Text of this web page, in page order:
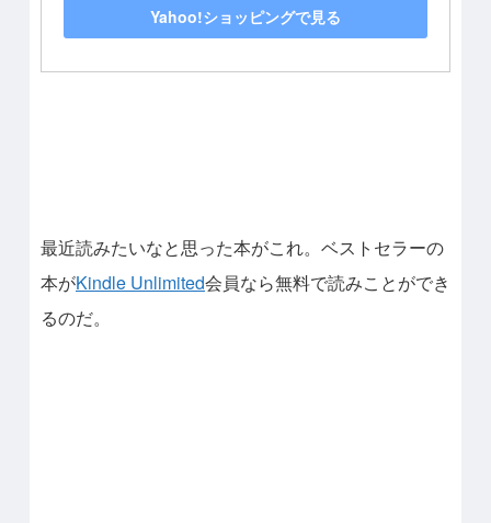
Yahoo!ショッピングで見る
最近読みたいなと思った本がこれ。ベストセラーの
本がKindle Unlimited会員なら無料で読みことができ
るのだ。